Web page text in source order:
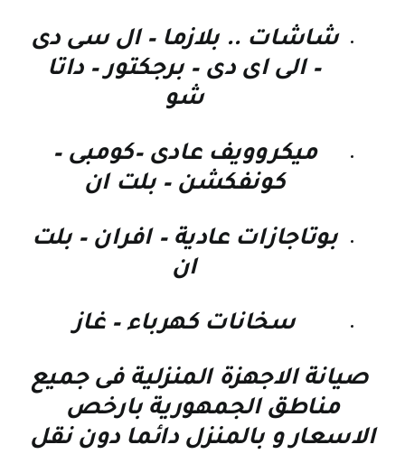
شاشات .. بلازما – ال سى دى
– الى اى دى – برجكتور – داتا
شو
ميكروويف عادى –كومبى –
كونفكشن – بلت ان
بوتاجازات عادية – افران – بلت
ان
سخانات كهرباء – غاز
صيانة الاجهزة المنزلية فى جميع
مناطق الجمهورية بارخص
الاسعار و بالمنزل دائما دون نقل